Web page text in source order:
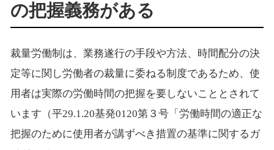
の把握義務がある
裁量労働制は、業務遂行の手段や方法、時間配分の決
定等に関し労働者の裁量に委ねる制度であるため、使
用者は実際の労働時間の把握を要しないこととされて
います（平29.1.20基発0120第３号「労働時間の適正な
把握のために使用者が講ずべき措置の基準に関するガ